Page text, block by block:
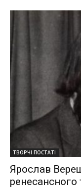
ТВОРЧІ ПОСТАТІ
Ярослав
ренесансного